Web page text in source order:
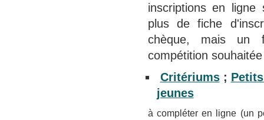
inscriptions en
plus de fiche
chèque, mais un
compétition souhaitée
Critériums;
jeunes
à compléter en ligne (un